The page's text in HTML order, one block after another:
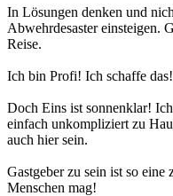
In Lösungen denken und
Abwehrdesaster einsteigen.
Reise.
Ich bin Profi! Ich schaffe
Doch Eins ist sonnenklar!
einfach unkompliziert zu
auch hier sein.
Gastgeber zu sein ist so
Menschen mag!